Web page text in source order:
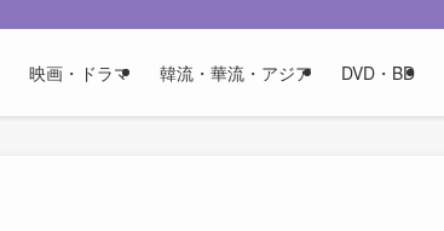
映画・ドラマ 韓流・華流・アジア DVD・BD